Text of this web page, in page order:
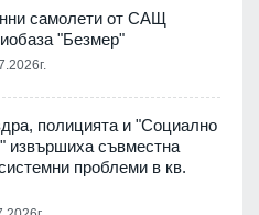
самолети от САЩ
"Безмер"
полицията и "Социално
извършиха съвместна
проблеми в кв.